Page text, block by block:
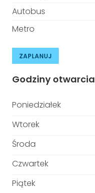
Autobus
Metro
ZAPLANUJ
Godziny otwarcia
Poniedziałek
Wtorek
Środa
Czwartek
Piątek